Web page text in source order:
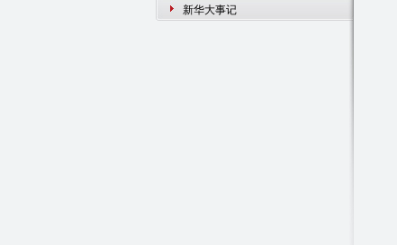
新华大事记